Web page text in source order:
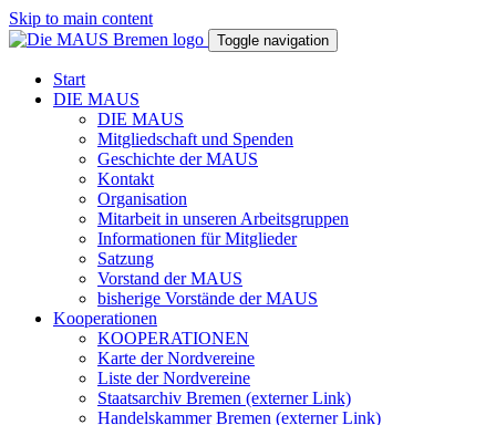
Skip to main content
Toggle navigation
Start
DIE MAUS
DIE MAUS
Mitgliedschaft und Spenden
Geschichte der MAUS
Kontakt
Organisation
Mitarbeit in unseren Arbeitsgruppen
Informationen für Mitglieder
Satzung
Vorstand der MAUS
bisherige Vorstände der MAUS
Kooperationen
KOOPERATIONEN
Karte der Nordvereine
Liste der Nordvereine
Staatsarchiv Bremen (externer Link)
Handelskammer Bremen (externer Link)